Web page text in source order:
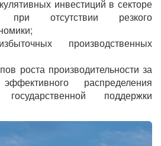
инвестиций в секторе
при отсутствии резкого
производственных
роста производительности за
распределения
поддержки